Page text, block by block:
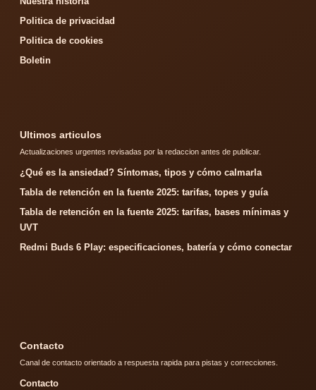
Politica de privacidad
Politica de cookies
Boletin
Ultimos articulos
Actualizaciones urgentes revisadas por la redaccion antes de publicar.
¿Qué es la ansiedad? Síntomas, tipos y cómo calmarla
Tabla de retención en la fuente 2025: tarifas, topes y guía
Tabla de retención en la fuente 2025: tarifas, bases mínimas y
UVT
Redmi Buds 6 Play: especificaciones, batería y cómo conectar
Contacto
Canal de contacto orientado a respuesta rapida para pistas y correcciones.
Contacto